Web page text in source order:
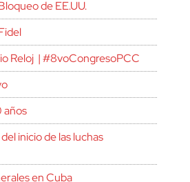
de EE.UU.
Reloj | #8voCongresoPCC
años
inicio de las luchas
en Cuba